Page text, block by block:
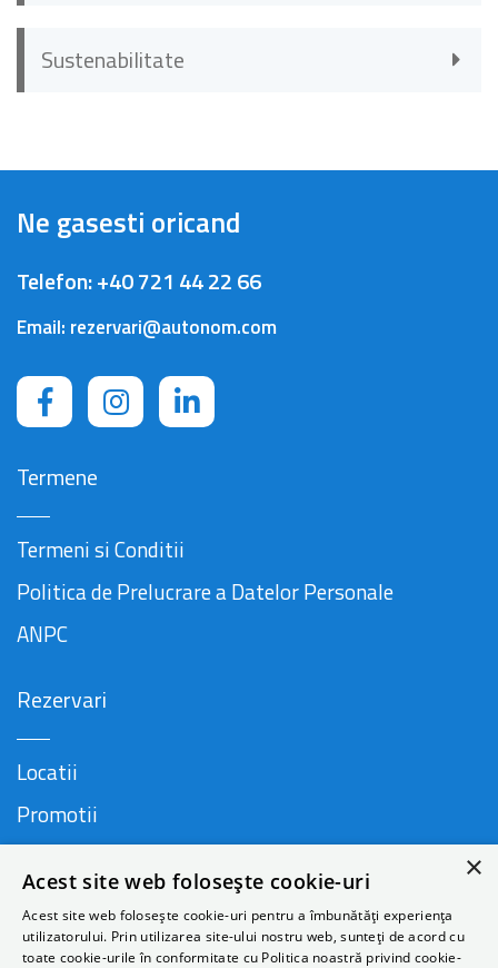
Sustenabilitate
Ne gasesti oricand
Telefon:+40 721 44 22 66
Email: rezervari@autonom.com
Termene
Termeni si Conditii
Politica de Prelucrare a Datelor Personale
ANPC
Rezervari
Locatii
Promotii
Companie
×
Acest site web folosește cookie-uri
Acest site web folosește cookie-uri pentru a îmbunătăți experiența
utilizatorului. Prin utilizarea site-ului nostru web, sunteți de acord cu
toate cookie-urile în conformitate cu Politica noastră privind cookie-